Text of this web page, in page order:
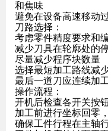
和焦味
避免在设备高速移动
刀路选择：
考虑零件精度要求和
减少刀具在轮廓处的
尽量减少程序块数量
选择最短加工路线减
最后一道刀应连续加
操作流程：
开机后检查各开关按
加工前进行坐标回零
确保工件行程在主轴